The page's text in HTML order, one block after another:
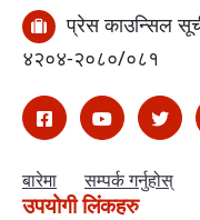
प्रेस काउन्सिल
४२०४-२०८०/०८१
बारेमा सम्पर्क गर्नुहोस्
उपयोगी लिंकहरु